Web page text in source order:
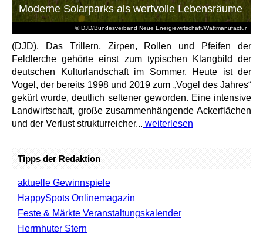
© DJD/Bundesverband Neue Energiewirtschaft/Wattmanufactur
Moderne Solarparks als wertvolle Lebensräume
(DJD). Das Trillern, Zirpen, Rollen und Pfeifen der
Feldlerche gehörte einst zum typischen Klangbild der
deutschen Kulturlandschaft im Sommer. Heute ist der
Vogel, der bereits 1998 und 2019 zum „Vogel des Jahres“
gekürt wurde, deutlich seltener geworden. Eine intensive
Landwirtschaft, große zusammenhängende Ackerflächen
und der Verlust strukturreicher... weiterlesen
Tipps der Redaktion
aktuelle Gewinnspiele
HappySpots Onlinemagazin
Feste & Märkte Veranstaltungskalender
Herrnhuter Stern